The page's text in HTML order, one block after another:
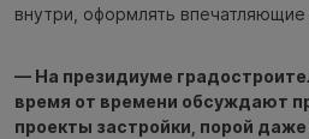
внутри, оформлять впечатляющие
— На президиуме
время от времени обсуждают
проекты застройки, порой